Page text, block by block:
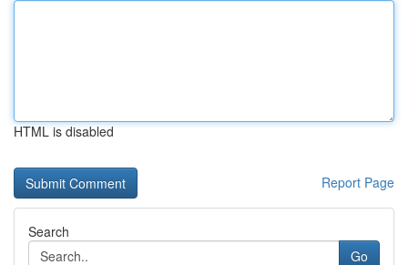
HTML is disabled
Report Page
Search
Go